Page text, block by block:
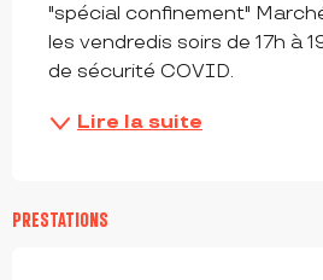
"spécial confinement"
les vendredis soirs de 17h à
de sécurité COVID.
Lire la suite
PRESTATIONS